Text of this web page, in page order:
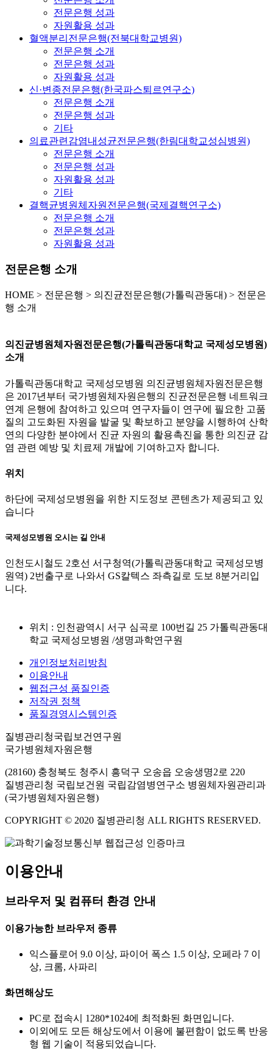
전문은행 성과
자원활용 성과
혈액분리전문은행(전북대학교병원)
전문은행 소개
전문은행 성과
자원활용 성과
신·변종전문은행(한국파스퇴르연구소)
전문은행 소개
전문은행 성과
기타
의료관련감염내성균전문은행(한림대학교성심병원)
전문은행 소개
전문은행 성과
자원활용 성과
기타
결핵균병원체자원전문은행(국제결핵연구소)
전문은행 소개
전문은행 성과
자원활용 성과
전문은행 소개
HOME > 전문은행 > 의진균전문은행(가톨릭관동대) > 전문은
행 소개
의진균병원체자원전문은행(가톨릭관동대학교 국제성모병원)
소개
가톨릭관동대학교 국제성모병원 의진균병원체자원전문은행
은 2017년부터 국가병원체자원은행의 진균전문은행 네트워크
연계 은행에 참여하고 있으며 연구자들이 연구에 필요한 고품
질의 고도화된 자원을 발굴 및 확보하고 분양을 시행하여 산학
연의 다양한 분야에서 진균 자원의 활용촉진을 통한 의진균 감
염 관련 예방 및 치료제 개발에 기여하고자 합니다.
위치
하단에 국제성모병원을 위한 지도정보 콘텐츠가 제공되고 있
습니다
국제성모병원 오시는 길 안내
인천도시철도 2호선 서구청역(가톨릭관동대학교 국제성모병
원역) 2번출구로 나와서 GS칼텍스 좌측길로 도보 8분거리입
니다.
위치 : 인천광역시 서구 심곡로 100번길 25 가톨릭관동대
학교 국제성모병원 /생명과학연구원
개인정보처리방침
이용안내
웹접근성 품질인증
저작권 정책
품질경영시스템인증
질병관리청국립보건연구원
국가병원체자원은행
(28160) 충청북도 청주시 흥덕구 오송읍 오송생명2로 220
질병관리청 국립보건원 국립감염병연구소 병원체자원관리과
(국가병원체자원은행)
COPYRIGHT © 2020 질병관리청 ALL RIGHTS RESERVED.
이용안내
브라우저 및 컴퓨터 환경 안내
이용가능한 브라우저 종류
익스플로어 9.0 이상, 파이어 폭스 1.5 이상, 오페라 7 이
상, 크롬, 사파리
화면해상도
PC로 접속시 1280*1024에 최적화된 화면입니다.
이외에도 모든 해상도에서 이용에 불편함이 없도록 반응
형 웹 기술이 적용되었습니다.